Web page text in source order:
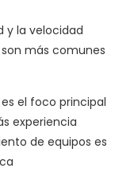
y la velocidad
más comunes
el foco principal
experiencia
de equipos es